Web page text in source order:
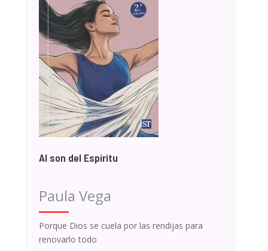
Al son del Espíritu
Paula Vega
Porque Dios se cuela por las rendijas para
renovarlo todo